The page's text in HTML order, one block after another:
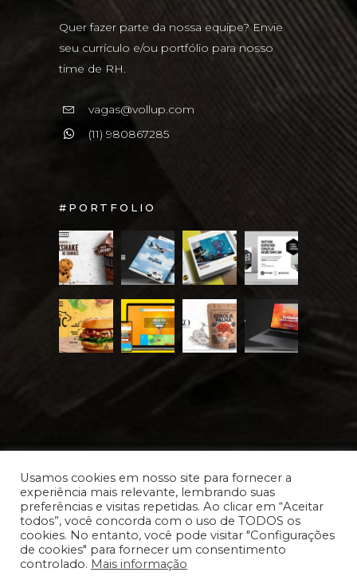
Quer fazer parte da nossa equipe? Envie
seu currículo e/ou portfólio para nosso
time de RH.
vagas@vollup.com
(11) 980867285
#PORTFOLIO
Desde 2012 © Vollup.com| Todos os direitos
reservados.
INSTAGRAM FACEBOOK
Usamos cookies em nosso site para fornecer a
experiência mais relevante, lembrando suas
preferências e visitas repetidas. Ao clicar em “Aceitar
todos”, você concorda com o uso de TODOS os
cookies. No entanto, você pode visitar "Configurações
de cookies" para fornecer um consentimento
controlado. Mais informação